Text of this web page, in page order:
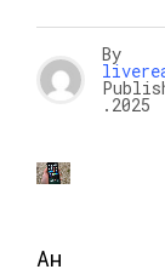
By
.2025
Ан